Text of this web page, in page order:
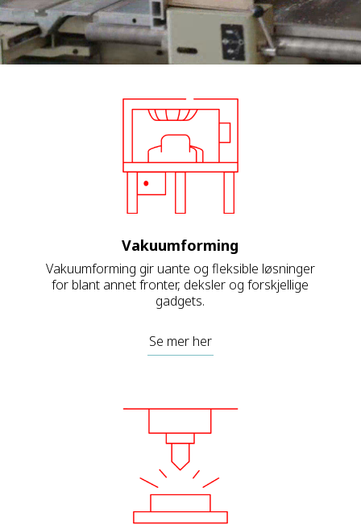
Vakuumforming
Vakuumforming gir uante og fleksible løsninger
for blant annet fronter, deksler og forskjellige
gadgets.
Se mer her